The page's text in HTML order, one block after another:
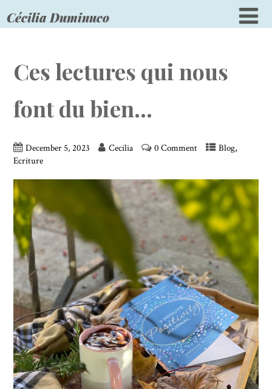
Cécilia Duminuco
Ces lectures qui nous
font du bien…
December 5, 2023 Cecilia 0 Comment Blog,
Ecriture